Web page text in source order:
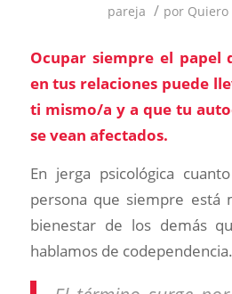
pareja / por Quiero
Ocupar siempre el papel
en tus relaciones puede
ti mismo/a y a que tu
se vean afectados.
En jerga psicológica
persona que siempre está
bienestar de los demás
hablamos de codependencia.